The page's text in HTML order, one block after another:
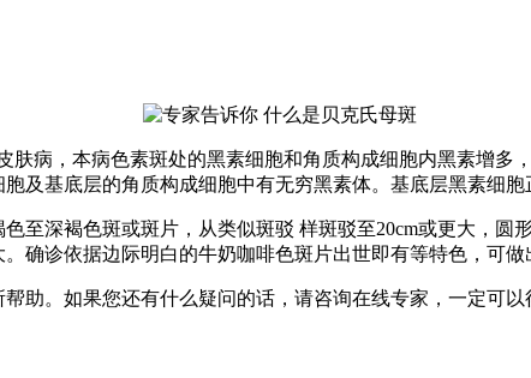
病，本病色素斑处的黑素细胞和角质构成细胞内黑素增多
及基底层的角质构成细胞中有无穷黑素体。基底层黑素细胞
至深褐色斑或斑片，从类似斑驳 样斑驳至20cm或更大，圆
确诊依据边际明白的牛奶咖啡色斑片出世即有等特色，可做
助。如果您还有什么疑问的话，请咨询在线专家，一定可以